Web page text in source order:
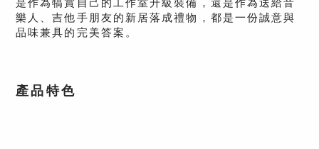
是作為犒賞自己的工作室升級裝備，還是作為送給音
樂人、吉他手朋友的新居落成禮物，都是一份誠意與
品味兼具的完美答案。
產品特色